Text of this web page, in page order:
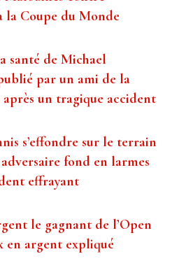
la Coupe du Monde
santé de Michael
par un ami de la
après un tragique accident
s’effondre sur le terrain
fond en larmes
effrayant
le gagnant de l’Open
​​en argent expliqué